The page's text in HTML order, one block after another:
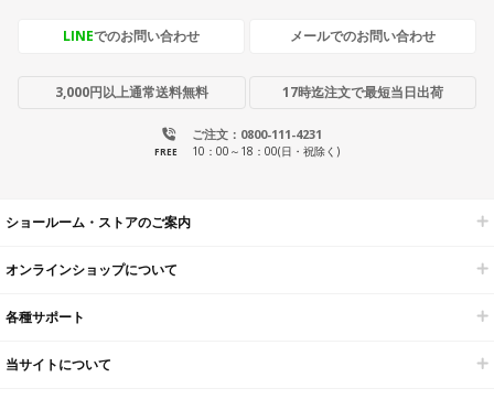
LINEでのお問い合わせ メールでのお問い合わせ
3,000円以上通常送料無料 17時迄注文で最短当日出荷
ご注文：0800-111-4231
FREE 10：00～18：00(日・祝除く)
ショールーム・ストアのご案内
オンラインショップについて
各種サポート
当サイトについて